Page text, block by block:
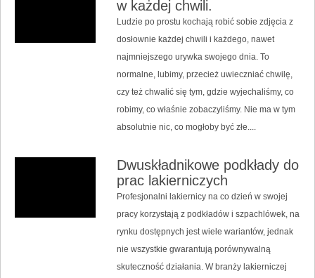
w każdej chwili.
Ludzie po prostu kochają robić sobie zdjęcia z
dosłownie każdej chwili i każdego, nawet
najmniejszego urywka swojego dnia. To
normalne, lubimy, przecież uwieczniać chwilę,
czy też chwalić się tym, gdzie wyjechaliśmy, co
robimy, co właśnie zobaczyliśmy. Nie ma w tym
absolutnie nic, co mogłoby być złe....
Dwuskładnikowe podkłady do
prac lakierniczych
Profesjonalni lakiernicy na co dzień w swojej
pracy korzystają z podkładów i szpachlówek, na
rynku dostępnych jest wiele wariantów, jednak
nie wszystkie gwarantują porównywalną
skuteczność działania. W branży lakierniczej